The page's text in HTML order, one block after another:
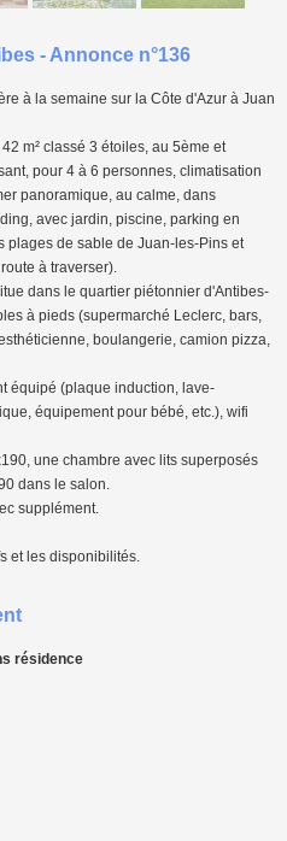
- Annonce n°136
à la semaine sur la Côte d'Azur à Juan
m² classé 3 étoiles, au 5ème et
pour 4 à 6 personnes, climatisation
panoramique, au calme, dans
avec jardin, piscine, parking en
plages de sable de Juan-les-Pins et
à traverser).
dans le quartier piétonnier d'Antibes-
à pieds (supermarché Leclerc, bars,
boulangerie, camion pizza,
équipé (plaque induction, lave-
équipement pour bébé, etc.), wifi
une chambre avec lits superposés
dans le salon.
supplément.
et les disponibilités.
résidence